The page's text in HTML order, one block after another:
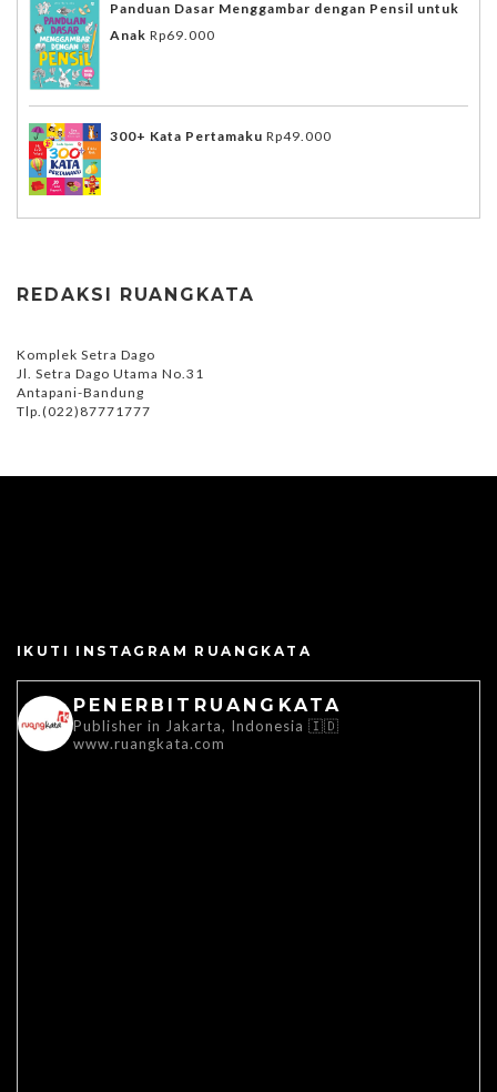
Panduan Dasar Menggambar dengan Pensil untuk
Anak Rp69.000
300+ Kata Pertamaku Rp49.000
REDAKSI RUANGKATA
Komplek Setra Dago
Jl. Setra Dago Utama No.31
Antapani-Bandung
Tlp.(022)87771777
IKUTI INSTAGRAM RUANGKATA
PENERBITRUANGKATA
Publisher in Jakarta, Indonesia 🇮🇩
www.ruangkata.com